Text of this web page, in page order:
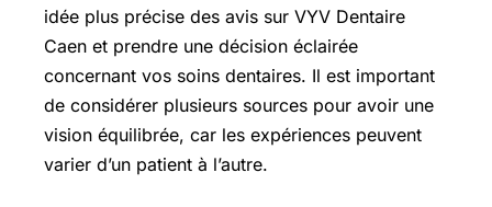
idée plus précise des avis sur VYV Dentaire
Caen et prendre une décision éclairée
concernant vos soins dentaires. Il est important
de considérer plusieurs sources pour avoir une
vision équilibrée, car les expériences peuvent
varier d’un patient à l’autre.